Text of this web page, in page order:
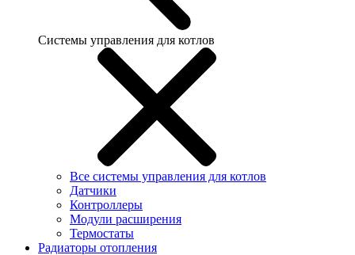
Системы управления для котлов
Все системы управления для котлов
Датчики
Контроллеры
Модули расширения
Термостаты
Радиаторы отопления